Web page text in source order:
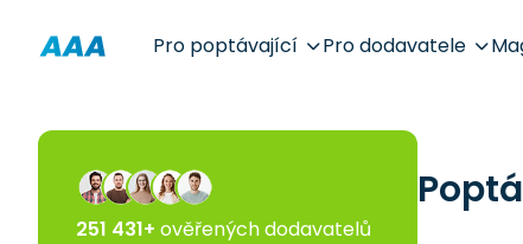
Pro poptávající Pro dodavatele
251 431+ ověřených dodavatelů